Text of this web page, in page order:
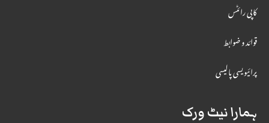
کاپی رائٹس
قوائد و ضوابط
پرائیویسی پالیسی
ہمارا نیٹ ورک